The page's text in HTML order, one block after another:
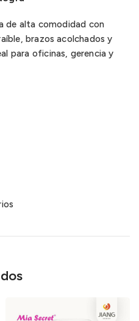
de alta comodidad con
brazos acolchados y
para oficinas, gerencia y